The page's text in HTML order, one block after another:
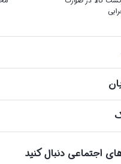
اجتماعی دنبال کنید